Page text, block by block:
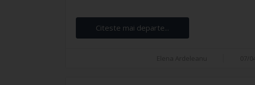
Citeste mai departe...